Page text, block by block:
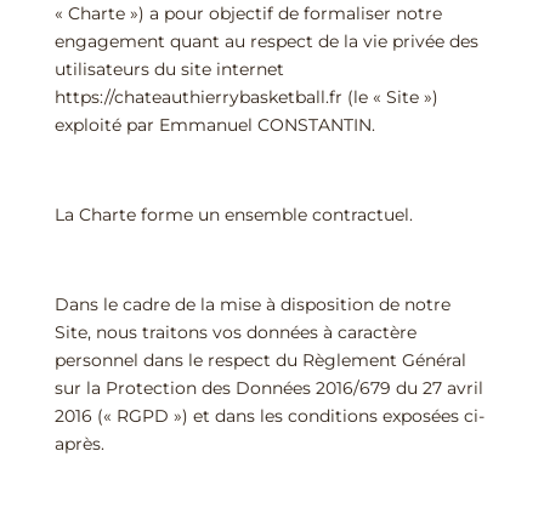
« Charte ») a pour objectif de formaliser notre
engagement quant au respect de la vie privée des
utilisateurs du site internet
https://chateauthierrybasketball.fr (le « Site »)
exploité par Emmanuel CONSTANTIN.
La Charte forme un ensemble contractuel.
Dans le cadre de la mise à disposition de notre
Site, nous traitons vos données à caractère
personnel dans le respect du Règlement Général
sur la Protection des Données 2016/679 du 27 avril
2016 (« RGPD ») et dans les conditions exposées ci-
après.